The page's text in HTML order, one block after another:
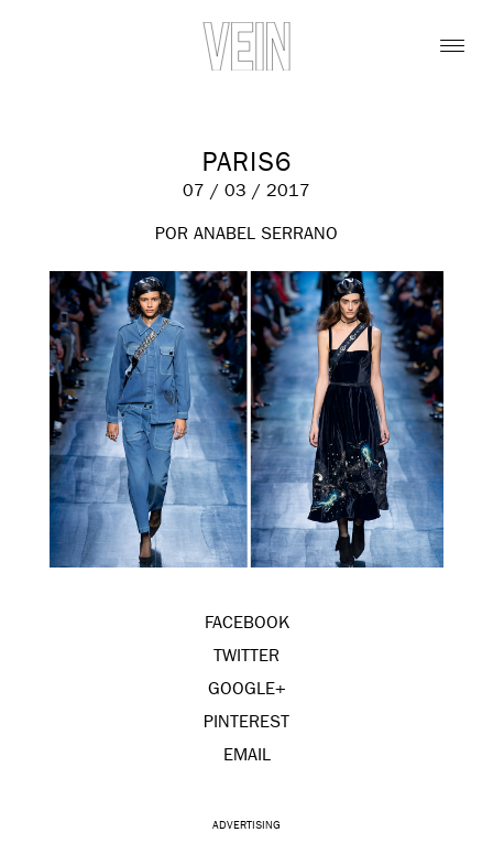
PARIS6
07 / 03 / 2017
POR ANABEL SERRANO
FACEBOOK
TWITTER
GOOGLE+
PINTEREST
EMAIL
ADVERTISING